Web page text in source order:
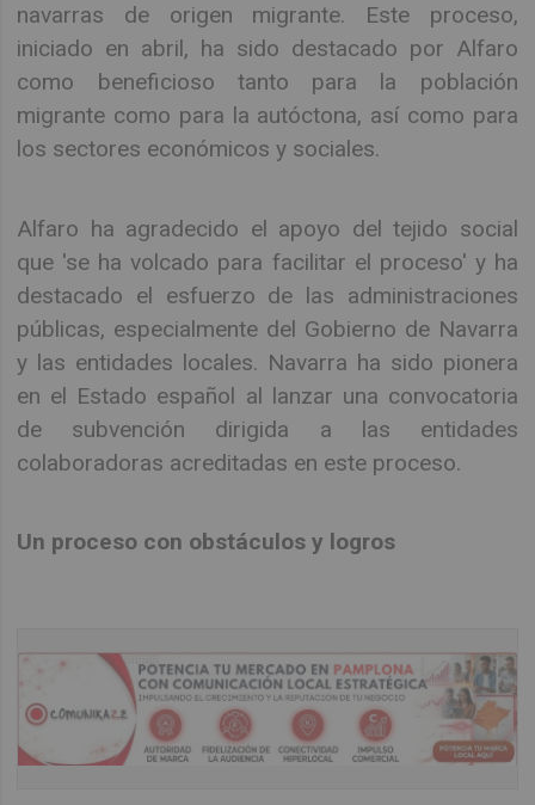
navarras de origen migrante. Este proceso,
iniciado en abril, ha sido destacado por Alfaro
como beneficioso tanto para la población
migrante como para la autóctona, así como para
los sectores económicos y sociales.
Alfaro ha agradecido el apoyo del tejido social
que 'se ha volcado para facilitar el proceso' y ha
destacado el esfuerzo de las administraciones
públicas, especialmente del Gobierno de Navarra
y las entidades locales. Navarra ha sido pionera
en el Estado español al lanzar una convocatoria
de subvención dirigida a las entidades
colaboradoras acreditadas en este proceso.
Un proceso con obstáculos y logros